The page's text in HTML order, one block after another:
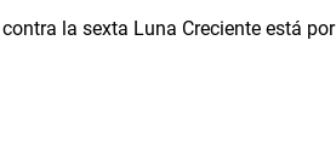
la sexta Luna Creciente está por